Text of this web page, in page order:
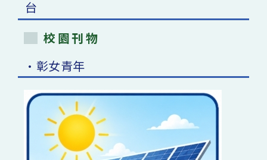
校園刊物
•彰女青年